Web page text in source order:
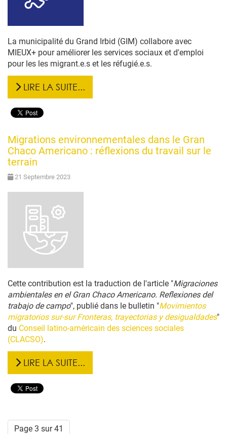
La municipalité du Grand Irbid (GIM) collabore avec
MIEUX+ pour améliorer les services sociaux et d'emploi
pour les les migrant.e.s et les réfugié.e.s.
LIRE LA SUITE...
Migrations environnementales dans le Gran
Chaco Americano : réflexions du travail sur le
terrain
21 Septembre 2023
Cette contribution est la traduction de l'article "Migraciones
ambientales en el Gran Chaco Americano. Reflexiones del
trabajo de campo", publié dans le bulletin "Movimientos
migratorios sur-sur Fronteras, trayectorias y desigualdades"
du Conseil latino-américain des sciences sociales
(CLACSO).
LIRE LA SUITE...
Page 3 sur 41